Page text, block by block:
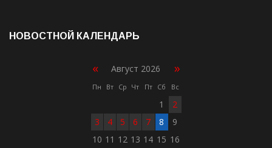
НОВОСТНОЙ КАЛЕНДАРЬ
« Август 2026 »
Пн Вт Ср Чт Пт Сб Вс
1
2
3
4 5 6 7 8
9
10 11 12 13 14 15 16